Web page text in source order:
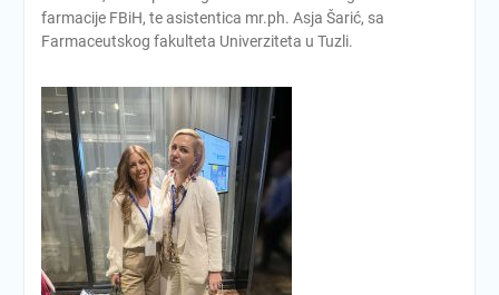
farmacije FBiH, te asistentica mr.ph. Asja Šarić, sa
Farmaceutskog fakulteta Univerziteta u Tuzli.